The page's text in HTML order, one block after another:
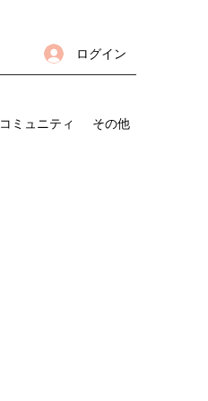
ログイン
コミュニティ その他